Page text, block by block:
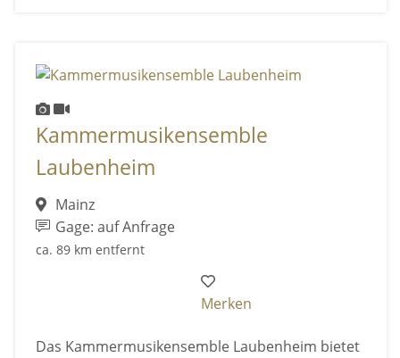
Kammermusikensemble
Laubenheim
Mainz
Gage: auf Anfrage
ca. 89 km entfernt
Merken
Das Kammermusikensemble Laubenheim bietet